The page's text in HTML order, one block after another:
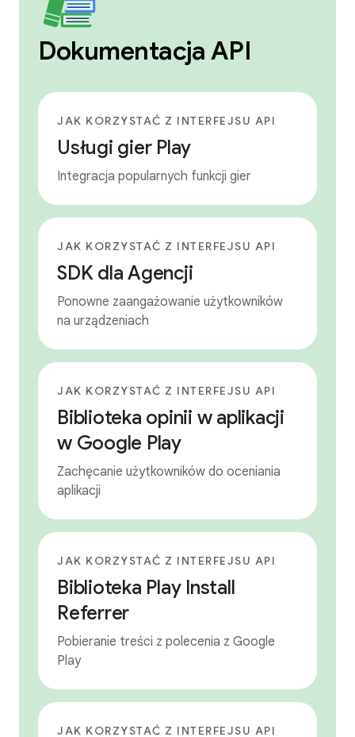
Dokumentacja API
JAK KORZYSTAĆ Z INTERFEJSU API
Usługi gier Play
Integracja popularnych funkcji gier
JAK KORZYSTAĆ Z INTERFEJSU API
SDK dla Agencji
Ponowne zaangażowanie użytkowników
na urządzeniach
JAK KORZYSTAĆ Z INTERFEJSU API
Biblioteka opinii w aplikacji
w Google Play
Zachęcanie użytkowników do oceniania
aplikacji
JAK KORZYSTAĆ Z INTERFEJSU API
Biblioteka Play Install
Referrer
Pobieranie treści z polecenia z Google
Play
JAK KORZYSTAĆ Z INTERFEJSU API